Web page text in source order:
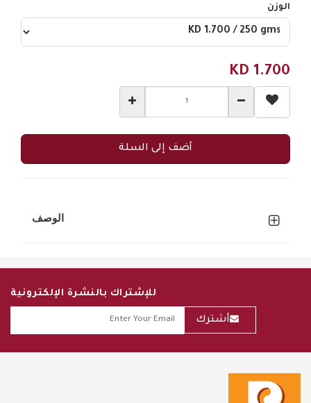
الوزن
KD 1.700
أضف إلى السلة
الوصف
للإشتراك بالنشرة الإلكترونية
أشترك